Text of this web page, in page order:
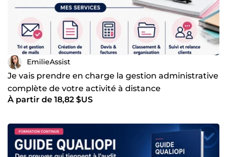
EmilieAssist
Je vais prendre en charge la gestion administrative
complète de votre activité à distance
À partir de 18,82 $US